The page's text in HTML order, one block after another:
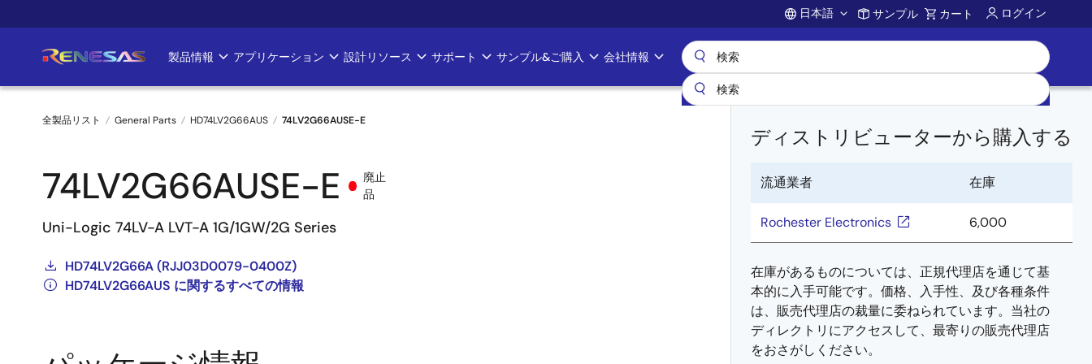
イ
ン
Account
日本語 サンプル カート ログイン
Main
navigation
製品情報 アプリケーション 設計リソース サポート サンプル&ご購入 会社情報
ン
く
ず
全製品リスト General Parts HD74LV2G66AUS 74LV2G66AUSE-E
74LV2G66AUSE-E
廃止
品
Uni-Logic 74LV-A LVT-A 1G/1GW/2G Series
HD74LV2G66A (RJJ03D0079-0400Z)
HD74LV2G66AUS に関するすべての情報
ディストリビューターから購入する
流通業者 在庫
Rochester Electronics 6,000
在庫があるものについては、正規代理店を通じて基
本的に入手可能です。価格、入手性、及び各種条件
は、販売代理店の裁量に委ねられています。当社の
ディレクトリにアクセスして、最寄りの販売代理店
をおさがしください。